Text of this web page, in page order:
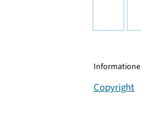
Copyright